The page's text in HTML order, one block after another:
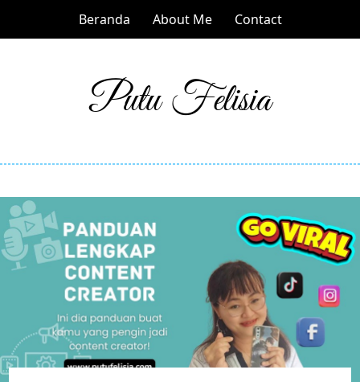
Beranda About Me Contact
Putu Felisia